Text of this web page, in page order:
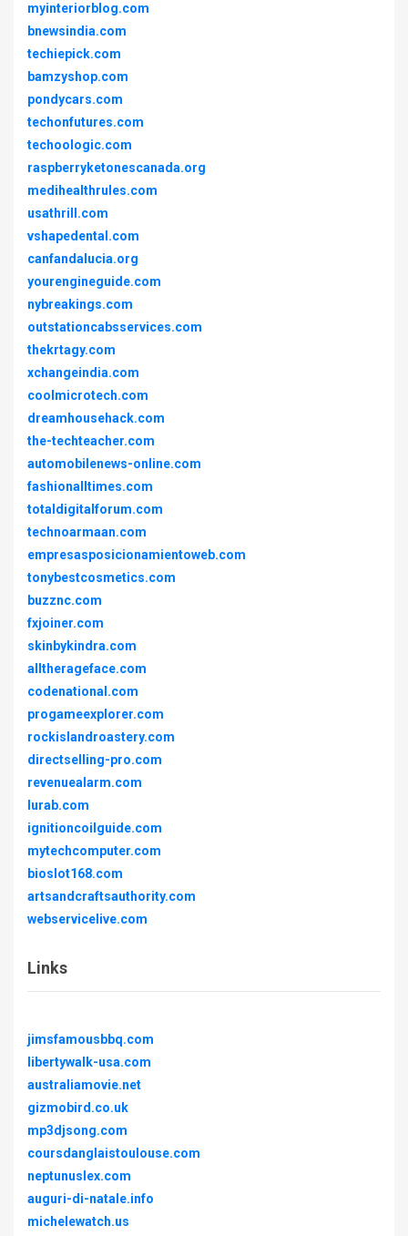
myinteriorblog.com
bnewsindia.com
techiepick.com
bamzyshop.com
pondycars.com
techonfutures.com
techoologic.com
raspberryketonescanada.org
medihealthrules.com
usathrill.com
vshapedental.com
canfandalucia.org
yourengineguide.com
nybreakings.com
outstationcabsservices.com
thekrtagy.com
xchangeindia.com
coolmicrotech.com
dreamhousehack.com
the-techteacher.com
automobilenews-online.com
fashionalltimes.com
totaldigitalforum.com
technoarmaan.com
empresasposicionamientoweb.com
tonybestcosmetics.com
buzznc.com
fxjoiner.com
skinbykindra.com
alltherageface.com
codenational.com
progameexplorer.com
rockislandroastery.com
directselling-pro.com
revenuealarm.com
lurab.com
ignitioncoilguide.com
mytechcomputer.com
bioslot168.com
artsandcraftsauthority.com
webservicelive.com
Links
jimsfamousbbq.com
libertywalk-usa.com
australiamovie.net
gizmobird.co.uk
mp3djsong.com
coursdanglaistoulouse.com
neptunuslex.com
auguri-di-natale.info
michelewatch.us